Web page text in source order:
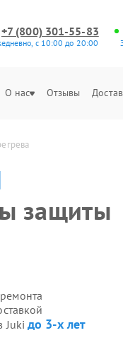
+7 (800) 301-55-83
с 10:00 до 20:00
О нас Отзывы
защиты
Juki до 3-х лет